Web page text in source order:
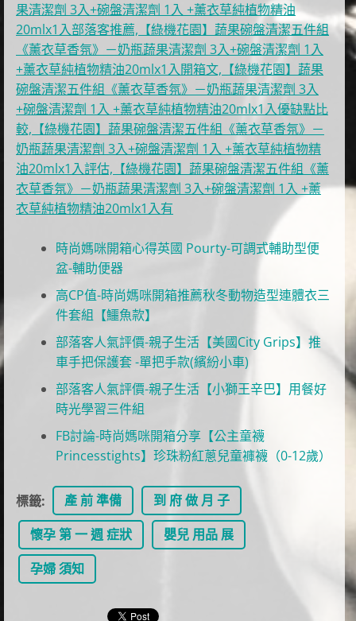
果清潔劑 3入+碗盤清潔劑 1入 +薰衣草純植物精油
20mlx1入部落客推薦,【綠機花園】蔬果碗盤清潔五件組
《薰衣草香氛》－奶瓶蔬果清潔劑 3入+碗盤清潔劑 1入
+薰衣草純植物精油20mlx1入開箱文,【綠機花園】蔬果
碗盤清潔五件組《薰衣草香氛》－奶瓶蔬果清潔劑 3入
+碗盤清潔劑 1入 +薰衣草純植物精油20mlx1入優缺點比
較,【綠機花園】蔬果碗盤清潔五件組《薰衣草香氛》－
奶瓶蔬果清潔劑 3入+碗盤清潔劑 1入 +薰衣草純植物精
油20mlx1入評估,【綠機花園】蔬果碗盤清潔五件組《薰
衣草香氛》－奶瓶蔬果清潔劑 3入+碗盤清潔劑 1入 +薰
衣草純植物精油20mlx1入有
時尚媽咪開箱心得英國 Pourty-可調式輔助型便
盆-輔助便器
高CP值-時尚媽咪開箱推薦秋冬動物造型連體衣三
件套組【鱷魚款】
部落客人氣評價-親子生活【美國City Grips】推
車手把保護套 -單把手款(繽紛小車)
部落客人氣評價-親子生活【小獅王辛巴】用餐好
時光學習三件組
FB討論-時尚媽咪開箱分享【公主童襪
Princesstights】珍珠粉紅蔥兒童褲襪（0-12歲）
標籤: 產 前 準備
到 府 做 月 子
懷孕 第 一 週 症狀
嬰兒 用品 展
孕婦 須知